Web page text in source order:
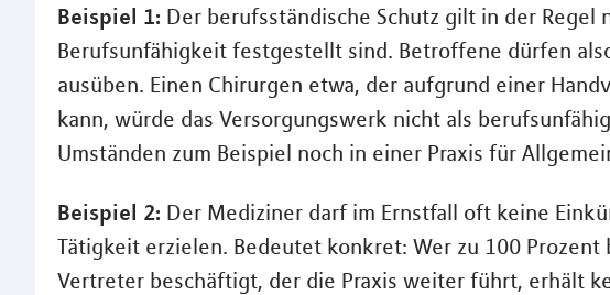
Beispiel 1: Der berufsständische Schutz gilt in der Regel
Berufsunfähigkeit festgestellt sind. Betroffene dürfen
ausüben. Einen Chirurgen etwa, der aufgrund einer
kann, würde das Versorgungswerk nicht als
Umständen zum Beispiel noch in einer Praxis für
Beispiel 2: Der Mediziner darf im Ernstfall oft keine
Tätigkeit erzielen. Bedeutet konkret: Wer zu 100
Vertreter beschäftigt, der die Praxis weiter führt, erhält